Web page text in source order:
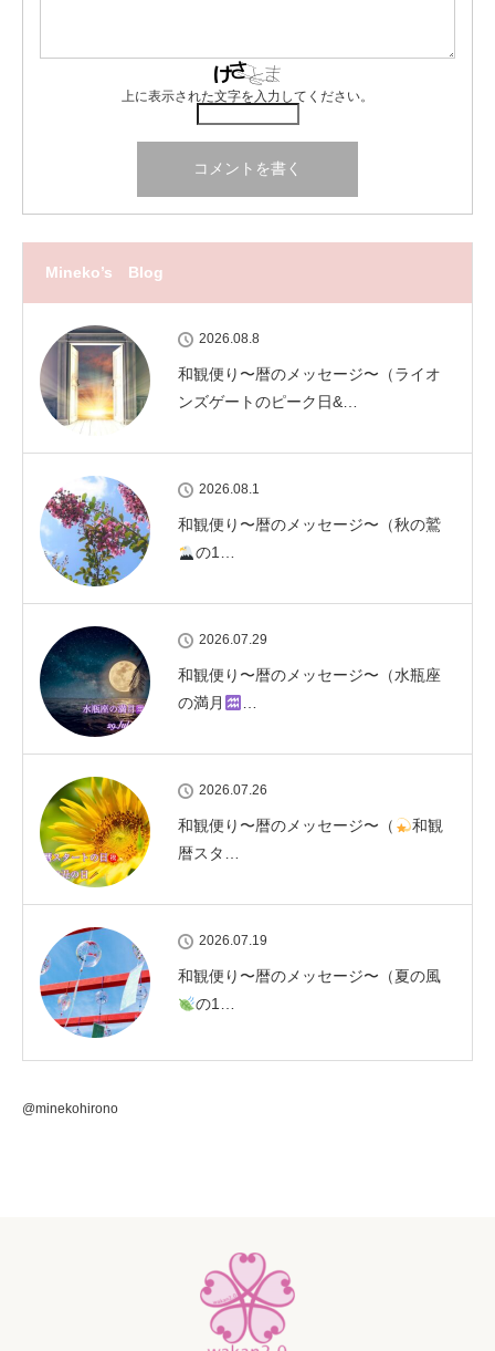
上に表示された文字を入力してください。
Mineko’s Blog
2026.08.8
和観便り〜暦のメッセージ〜（ライオ
ンズゲートのピーク日&…
2026.08.1
和観便り〜暦のメッセージ〜（秋の鷲
の1…
2026.07.29
和観便り〜暦のメッセージ〜（水瓶座
の満月
…
2026.07.26
和観便り〜暦のメッセージ〜（
和観
暦スタ…
2026.07.19
和観便り〜暦のメッセージ〜（夏の風
の1…
@minekohirono